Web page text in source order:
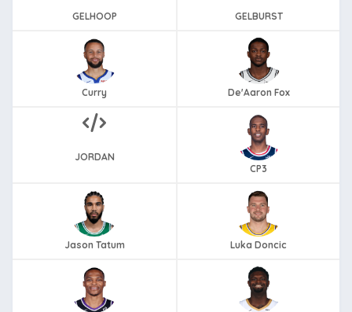
GELHOOP GELBURST
Curry De'Aaron Fox
JORDAN
CP3
Jason Tatum Luka Doncic